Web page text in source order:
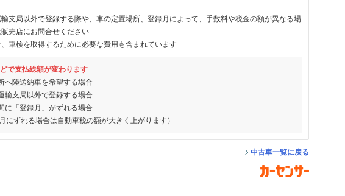
支局以外で登録する際や、車の定置場所、登録月によって、手数料や税金の額が異なる場
売店にお問合せください
車検を取得するために必要な費用も含まれています
で支払総額が変わります
へ陸送納車を希望する場合
輸支局以外で登録する場合
に「登録月」がずれる場合
にずれる場合は自動車税の額が大きく上がります）
中古車一覧に戻る